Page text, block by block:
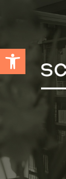
Abrir a